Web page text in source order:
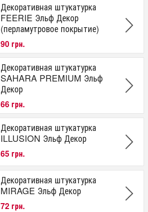
Декоративная штукатурка
FEERIE Эльф Декор
(перламутровое покрытие)
90 грн.
Декоративная штукатурка
SAHARA PREMIUM Эльф
Декор
66 грн.
Декоративная штукатурка
ILLUSION Эльф Декор
65 грн.
Декоративная штукатурка
MIRAGE Эльф Декор
72 грн.